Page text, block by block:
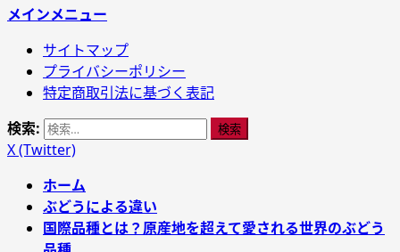
メインメニュー
サイトマップ
プライバシーポリシー
特定商取引法に基づく表記
検索:
X (Twitter)
ホーム
ぶどうによる違い
国際品種とは？原産地を超えて愛される世界のぶどう